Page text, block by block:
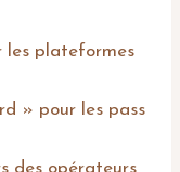
les plateformes
» pour les pass